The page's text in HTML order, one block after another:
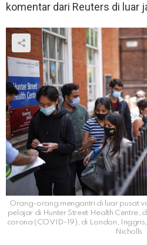
komentar dari Reuters di luar
Orang-orang mengantri di luar pusat
pelajar di Hunter Street Health Centre,
corona (COVID-19), di London,
Nicholls